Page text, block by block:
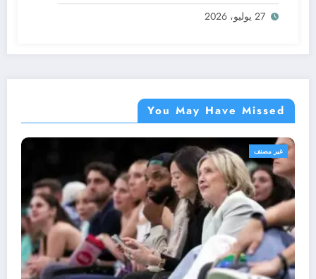
27 يوليو، 2026
You May Have Missed